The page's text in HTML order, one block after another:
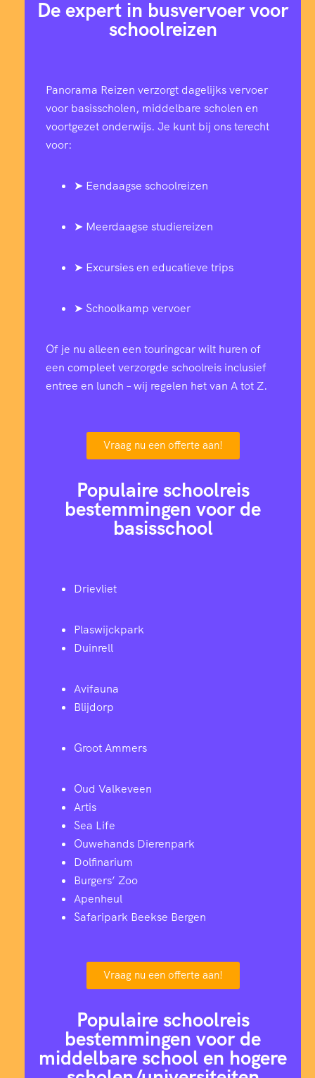
De expert in busvervoer voor
schoolreizen
Panorama Reizen verzorgt dagelijks vervoer
voor basisscholen, middelbare scholen en
voortgezet onderwijs. Je kunt bij ons terecht
voor:
➤ Eendaagse schoolreizen
➤ Meerdaagse studiereizen
➤ Excursies en educatieve trips
➤ Schoolkamp vervoer
Of je nu alleen een touringcar wilt huren of
een compleet verzorgde schoolreis inclusief
entree en lunch – wij regelen het van A tot Z.
Vraag nu een offerte aan!
Populaire schoolreis
bestemmingen voor de
basisschool
Drievliet
Plaswijckpark
Duinrell
Avifauna
Blijdorp
Groot Ammers
Oud Valkeveen
Artis
Sea Life
Ouwehands Dierenpark
Dolfinarium
Burgers’ Zoo
Apenheul
Safaripark Beekse Bergen
Vraag nu een offerte aan!
Populaire schoolreis
bestemmingen voor de
middelbare school en hogere